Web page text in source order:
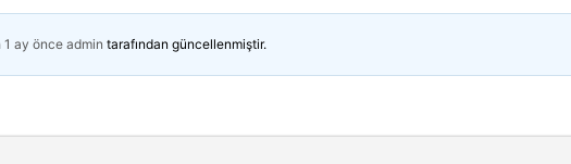
1 ay önce admin tarafından güncellenmiştir.